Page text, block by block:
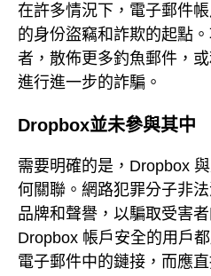
在許多情況下，電子郵件
的身份盜竊和詐欺的起點
者，散佈更多釣魚郵件，
進行進一步的詐騙。
Dropbox並未參與其中
需要明確的是，Dropbox
何關聯。網路犯罪分子非
品牌和聲譽，以騙取受害
Dropbox 帳戶安全的用戶
電子郵件中的鏈接，而應